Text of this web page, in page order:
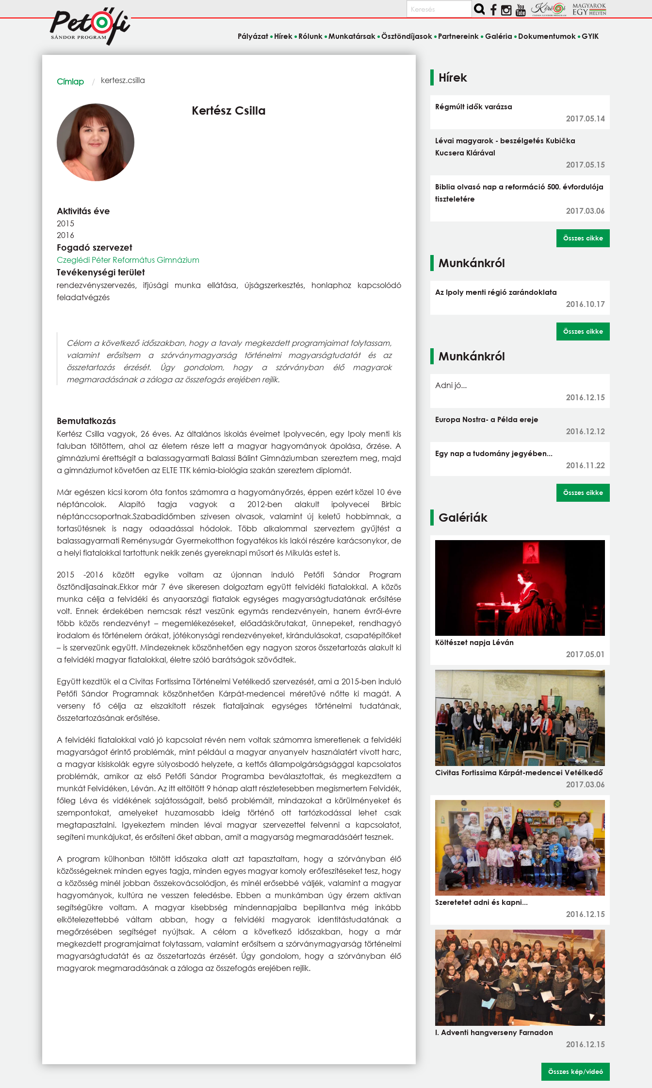
Keresés
Fő
navigáció
Pályázat Hírek Rólunk Munkatársak Ösztöndíjasok Partnereink Galéria Dokumentumok GYIK
Morzsa
Címlap Current:
kertesz.csilla
Kertész Csilla
Aktivitás éve
2015
2016
Fogadó szervezet
Czeglédi Péter Református Gimnázium
Tevékenységi terület
rendezvényszervezés, ifjúsági munka ellátása, újságszerkesztés, honlaphoz kapcsolódó
feladatvégzés
Célom a következő időszakban, hogy a tavaly megkezdett programjaimat folytassam,
valamint erősítsem a szórványmagyarság történelmi magyarságtudatát és az
összetartozás érzését. Úgy gondolom, hogy a szórványban élő magyarok
megmaradásának a záloga az összefogás erejében rejlik.
Bemutatkozás
Kertész Csilla vagyok, 26 éves. Az általános iskolás éveimet Ipolyvecén, egy Ipoly menti kis
faluban töltöttem, ahol az életem része lett a magyar hagyományok ápolása, őrzése. A
gimnáziumi érettségit a balassagyarmati Balassi Bálint Gimnáziumban szereztem meg, majd
a gimnáziumot követően az ELTE TTK kémia-biológia szakán szereztem diplomát.
Már egészen kicsi korom óta fontos számomra a hagyományőrzés, éppen ezért közel 10 éve
néptáncolok. Alapító tagja vagyok a 2012-ben alakult ipolyvecei Birbic
néptánccsoportnak.Szabadidőmben szívesen olvasok, valamint új keletű hobbimnak, a
tortasütésnek is nagy odaadással hódolok. Több alkalommal szerveztem gyűjtést a
balassagyarmati Reménysugár Gyermekotthon fogyatékos kis lakói részére karácsonykor, de
a helyi fiatalokkal tartottunk nekik zenés gyereknapi műsort és Mikulás estet is.
2015 -2016 között egyike voltam az újonnan induló Petőfi Sándor Program
ösztöndíjasainak.Ekkor már 7 éve sikeresen dolgoztam együtt felvidéki fiatalokkal. A közös
munka célja a felvidéki és anyaországi fiatalok egységes magyarságtudatának erősítése
volt. Ennek érdekében nemcsak részt veszünk egymás rendezvényein, hanem évről-évre
több közös rendezvényt – megemlékezéseket, előadáskörutakat, ünnepeket, rendhagyó
irodalom és történelem órákat, jótékonysági rendezvényeket, kirándulásokat, csapatépítőket
– is szervezünk együtt. Mindezeknek köszönhetően egy nagyon szoros összetartozás alakult ki
a felvidéki magyar fiatalokkal, életre szóló barátságok szövődtek.
Együtt kezdtük el a Civitas Fortissima Történelmi Vetélkedő szervezését, ami a 2015-ben induló
Petőfi Sándor Programnak köszönhetően Kárpát-medencei méretűvé nőtte ki magát. A
verseny fő célja az elszakított részek fiataljainak egységes történelmi tudatának,
összetartozásának erősítése.
A felvidéki fiatalokkal való jó kapcsolat révén nem voltak számomra ismeretlenek a felvidéki
magyarságot érintő problémák, mint például a magyar anyanyelv használatért vívott harc,
a magyar kisiskolák egyre súlyosbodó helyzete, a kettős állampolgárságsággal kapcsolatos
problémák, amikor az első Petőfi Sándor Programba beválasztottak, és megkezdtem a
munkát Felvidéken, Léván. Az itt eltöltött 9 hónap alatt részletesebben megismertem Felvidék,
főleg Léva és vidékének sajátosságait, belső problémáit, mindazokat a körülményeket és
szempontokat, amelyeket huzamosabb ideig történő ott tartózkodással lehet csak
megtapasztalni. Igyekeztem minden lévai magyar szervezettel felvenni a kapcsolatot,
segíteni munkájukat, és erősíteni őket abban, amit a magyarság megmaradásáért tesznek.
A program külhonban töltött időszaka alatt azt tapasztaltam, hogy a szórványban élő
közösségeknek minden egyes tagja, minden egyes magyar komoly erőfeszítéseket tesz, hogy
a közösség minél jobban összekovácsolódjon, és minél erősebbé váljék, valamint a magyar
hagyományok, kultúra ne vesszen feledésbe. Ebben a munkámban úgy érzem aktívan
segítségükre voltam. A magyar kisebbség mindennapjaiba bepillantva még inkább
elkötelezettebbé váltam abban, hogy a felvidéki magyarok identitástudatának a
megőrzésében segítséget nyújtsak. A célom a következő időszakban, hogy a már
megkezdett programjaimat folytassam, valamint erősítsem a szórványmagyarság történelmi
magyarságtudatát és az összetartozás érzését. Úgy gondolom, hogy a szórványban élő
magyarok megmaradásának a záloga az összefogás erejében rejlik.
Hírek
Régmúlt idők varázsa
2017.05.14
Lévai magyarok - beszélgetés Kubička
Kucsera Klárával
2017.05.15
Biblia olvasó nap a reformáció 500. évfordulója
tiszteletére
2017.03.06
Összes cikke
Munkánkról
Az Ipoly menti régió zarándoklata
2016.10.17
Összes cikke
Munkánkról
Adni jó...
2016.12.15
Europa Nostra- a Példa ereje
2016.12.12
Egy nap a tudomány jegyében...
2016.11.22
Összes cikke
Galériák
Költészet napja Léván
2017.05.01
Civitas Fortissima Kárpát-medencei Vetélkedő
2017.03.06
Szeretetet adni és kapni...
2016.12.15
I. Adventi hangverseny Farnadon
2016.12.15
Összes kép/videó